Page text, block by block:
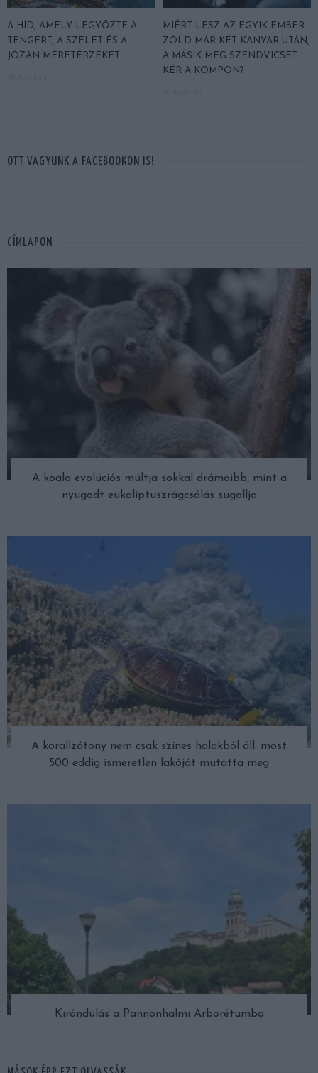
A HÍD, AMELY LEGYŐZTE A
TENGERT, A SZELET ÉS A
JÓZAN MÉRETÉRZÉKET
MIÉRT LESZ AZ EGYIK EMBER
ZÖLD MÁR KÉT KANYAR UTÁN,
A MÁSIK MEG SZENDVICSET
KÉR A KOMPON?
OTT VAGYUNK A FACEBOOKON IS!
CÍMLAPON
A koala evolúciós múltja sokkal drámaibb, mint a
nyugodt eukaliptuszrágcsálás sugallja
A korallzátony nem csak színes halakból áll: most
500 eddig ismeretlen lakóját mutatta meg
Kirándulás a Pannonhalmi Arborétumba